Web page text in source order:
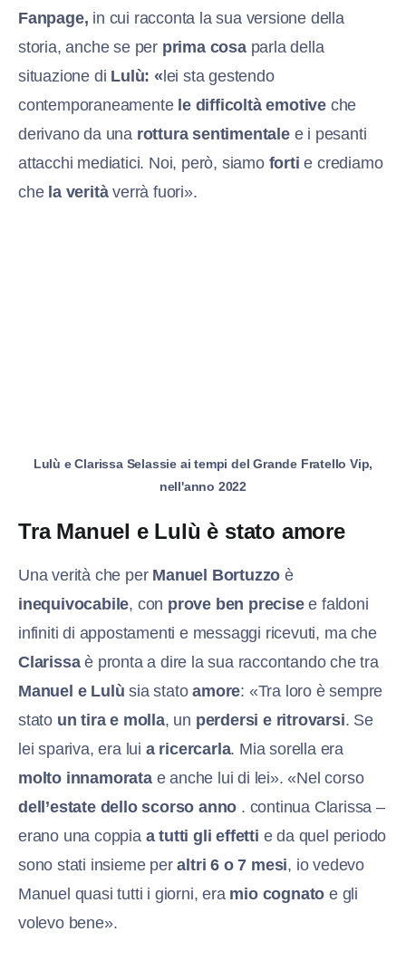
Fanpage, in cui racconta la sua versione della
storia, anche se per prima cosaparla della
situazione di Lulù: « lei sta gestendo
contemporaneamente le difficoltà emotive che
derivano da una rottura sentimentalee i pesanti
attacchi mediatici. Noi, però, siamo forti e crediamo
che la veritàverrà fuori».
Lulù e Clarissa Selassie ai tempi del Grande Fratello Vip,
nell'anno 2022
Tra Manuel e Lulù è stato amore
Una verità che per Manuel Bortuzzo è
inequivocabile, con prove ben precisee faldoni
infiniti di appostamenti e messaggi ricevuti, ma che
Clarissaè pronta a dire la sua raccontando che tra
Manuel e Lulù sia statoamore: «Tra loro è sempre
stato un tira e molla, un perdersi e ritrovarsi. Se
lei spariva, era lui a ricercarla. Mia sorella era
molto innamoratae anche lui di lei». «Nel corso
dell’estate dello scorso anno . continua Clarissa –
erano una coppia a tutti gli effetti e da quel periodo
sono stati insieme peraltri 6 o 7 mesi, io vedevo
Manuel quasi tutti i giorni, era mio cognato e gli
volevo bene».